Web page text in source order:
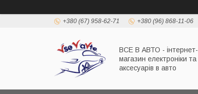
+380 (67) 958-62-71 +380 (96) 868-11-06
ВСЕ В АВТО - інтернет-
магазин електроніки та
аксесуарів в авто